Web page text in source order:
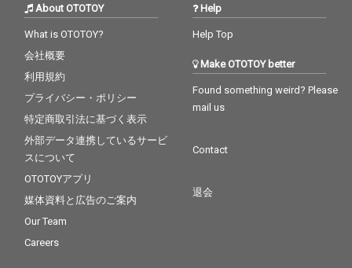
About OTOTOY
What is OTOTOY?
会社概要
利用規約
プライバシー・ポリシー
特定商取引法に基づく表示
外部データ連携しているサービ
スについて
OTOTOYアプリ
媒体資料と広告のご案内
Our Team
Careers
Help
Help Top
Make OTOTOY better
Found something weird? Please
mail us
Contact
退会